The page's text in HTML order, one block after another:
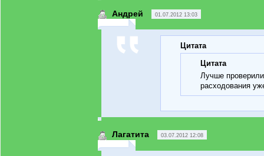
Андрей 01.07.2012 13:03
Цитата
Цитата
Лучше
расходования
Лагатита 03.07.2012 12:08